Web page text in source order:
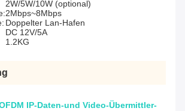
2W/5W/10W (optional)
2Mbps~8Mbps
Doppelter Lan-Hafen
DC 12V/5A
1.2KG
IP-Daten-und Video-Übermittler-